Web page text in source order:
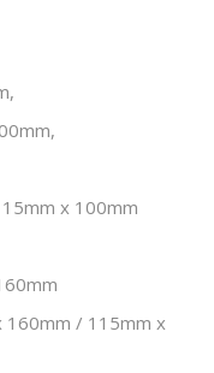
x 100mm
160mm / 115mm x